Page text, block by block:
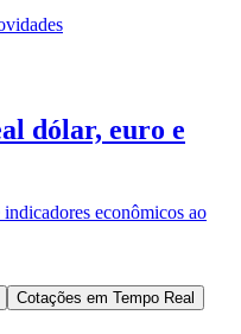
talentos
profissionais da região.